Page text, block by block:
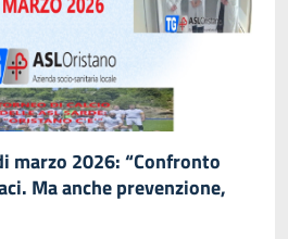
marzo 2026: “Confronto
Ma anche prevenzione,